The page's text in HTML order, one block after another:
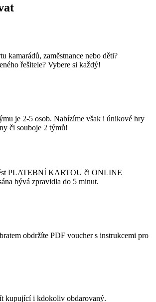
kamarádů, zaměstnance nebo děti?
řešitele? Vybere si každý!
je 2-5 osob. Nabízíme však i únikové hry
či souboje 2 týmů!
PLATEBNÍ KARTOU či ONLINE
bývá zpravidla do 5 minut.
obdržíte PDF voucher s instrukcemi pro
kupující i kdokoliv obdarovaný.